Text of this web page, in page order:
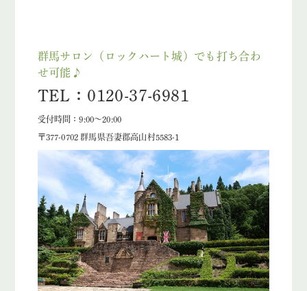
群馬サロン（ロックハート城）でも打ち合わ
せ可能♪
TEL：0120-37-6981
受付時間：9:00～20:00
〒377-0702 群馬県吾妻郡高山村5583-1